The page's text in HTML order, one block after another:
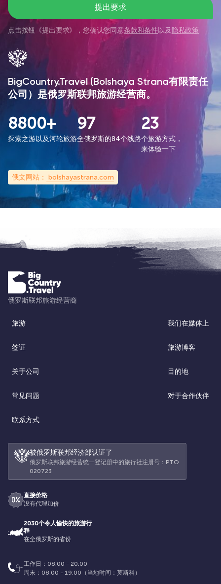
提出要求
点击按钮《提出要求》，您确认您同意条款和条件以及 隐私政策
BigCountry.Travel (Bolshaya Strana有限责任
公司）是俄罗斯联邦旅游经营商。
8800+
探索之游以及河轮旅游
97
全俄罗斯的84个线路
23
个旅游方式，
来体验一下
俄文网站： bolshayastrana.com
旅游 我们在媒体上
签证 旅游博客
关于公司 目的地
常见问题 对于合作伙伴
联系方式
被俄罗斯联邦经济部认证了
俄罗斯联邦旅游经营统一登记册中的旅行社注册号：РТО
020723
直接价格
没有代理加价
2030个令人愉快的旅游行
程
在全俄罗斯的省份
工作日：08:00 - 20:00
周末：08:00 - 19:00（当地时间：莫斯科）